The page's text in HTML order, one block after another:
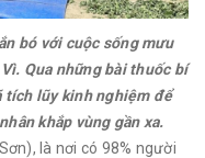
bó với cuộc sống mưu
Qua những bài thuốc bí
tích lũy kinh nghiệm để
khắp vùng gần xa.
là nơi có 98% người